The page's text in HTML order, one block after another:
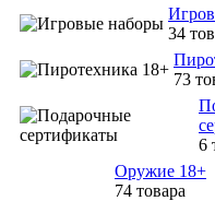
34
73
6
Оружие 18+
74 товара